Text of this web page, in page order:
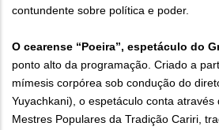
contundente sobre política e poder.
O cearense “Poeira”, espetáculo do
ponto alto da programação. Criado a
mímesis corpórea sob condução do
Yuyachkani), o espetáculo conta através
Mestres Populares da Tradição Cariri,